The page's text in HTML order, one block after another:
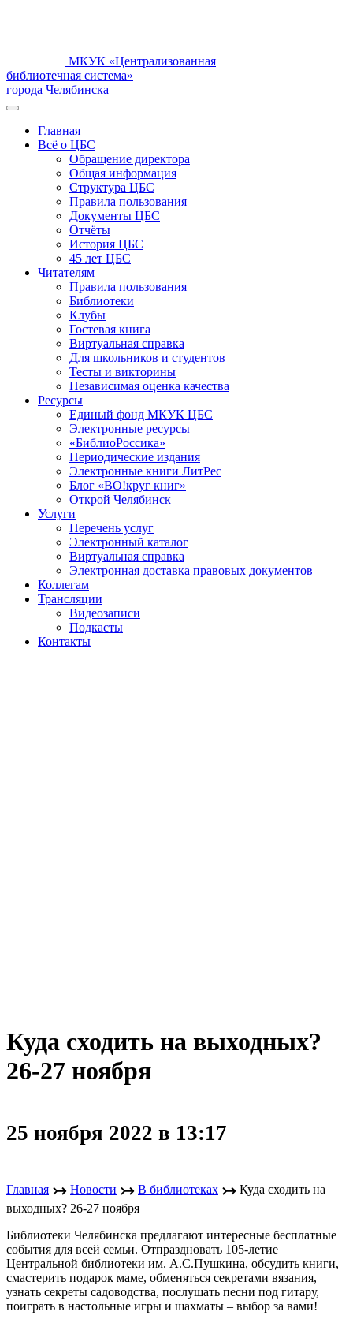
МКУК «Централизованная
библиотечная система»
города Челябинска
Главная
Всё о ЦБС
Обращение директора
Общая информация
Структура ЦБС
Правила пользования
Документы ЦБС
Отчёты
История ЦБС
45 лет ЦБС
Читателям
Правила пользования
Библиотеки
Клубы
Гостевая книга
Виртуальная справка
Для школьников и студентов
Тесты и викторины
Независимая оценка качества
Ресурсы
Единый фонд МКУК ЦБС
Электронные ресурсы
«БиблиоРоссика»
Периодические издания
Электронные книги ЛитРес
Блог «ВО!круг книг»
Открой Челябинск
Услуги
Перечень услуг
Электронный каталог
Виртуальная справка
Электронная доставка правовых документов
Коллегам
Трансляции
Видеозаписи
Подкасты
Контакты
Куда сходить на выходных?
26-27 ноября
25 ноября 2022 в 13:17
Главная ↣ Новости ↣ В библиотеках ↣ Куда сходить на
выходных? 26-27 ноября
Библиотеки Челябинска предлагают интересные бесплатные
события для всей семьи. Отпраздновать 105-летие
Центральной библиотеки им. А.С.Пушкина, обсудить книги,
смастерить подарок маме, обменяться секретами вязания,
узнать секреты садоводства, послушать песни под гитару,
поиграть в настольные игры и шахматы – выбор за вами!